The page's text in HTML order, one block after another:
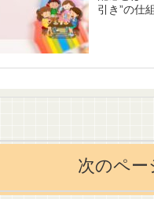
引き”の仕
次のペー